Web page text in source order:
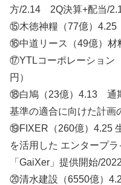
方/2.14 2Q決算+配当/
⑮木徳神糧（77億）
⑯中道リース（49億）材
⑰YTLコーポレーション
円）
⑱白鳩（23億）4.13 通
基準の適合に向けた計画
⑲FIXER（260億）4.25
を活用した エンタープ
「GaiXer」提供開始/
⑳清水建設（6550億）